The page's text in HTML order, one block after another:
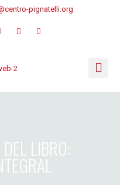
pignatelli.org
LIBRO: